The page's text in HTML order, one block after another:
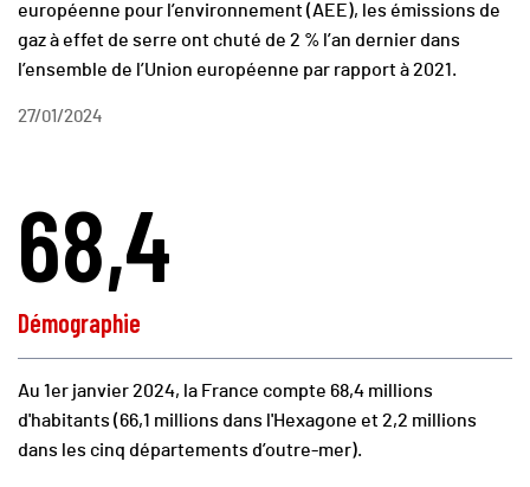
européenne pour l’environnement (AEE), les émissions de
gaz à effet de serre ont chuté de 2 % l’an dernier dans
l’ensemble de l’Union européenne par rapport à 2021.
27/01/2024
68,4
Démographie
Au 1er janvier 2024, la France compte 68,4 millions
d'habitants (66,1 millions dans l'Hexagone et 2,2 millions
dans les cinq départements d’outre-mer).